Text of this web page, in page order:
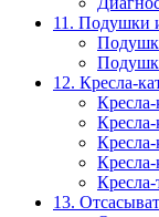
11. Подушки
12. Кресла-
Кресла-
Кресла-
13.